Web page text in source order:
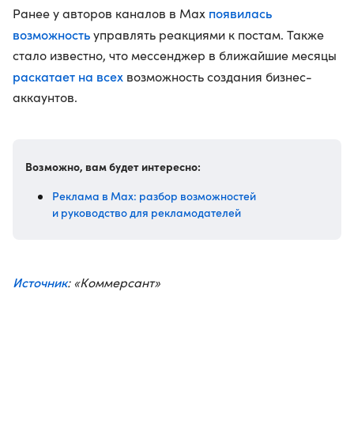
Ранее у авторов каналов в Max появилась
возможностьуправлять реакциями к постам. Также
стало известно, что мессенджер в ближайшие месяцы
раскатает на всех возможность создания бизнес-
аккаунтов.
Возможно, вам будет интересно:
Реклама в Max: разбор возможностей
и руководство для рекламодателей
Источник: «Коммерсант»